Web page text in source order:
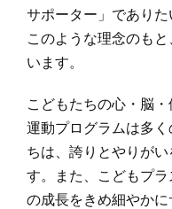
サポーター」でありた
このような理念のも
います。
こどもたちの心・脳
運動プログラムは多
ちは、誇りとやりが
す。また、こどもプ
の成長をきめ細やかに